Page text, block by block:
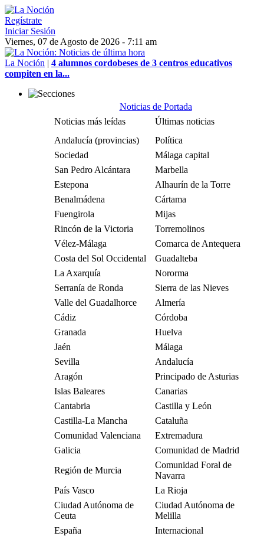
Regístrate
Iniciar Sesión
Viernes, 07 de Agosto de 2026 - 7:11 am
La Noción | 4 alumnos cordobeses de 3 centros educativos
compiten en la...
Noticias de Portada
Noticias más leídas
Últimas noticias
Andalucía (provincias)
Política
Sociedad
Málaga capital
San Pedro Alcántara
Marbella
Estepona
Alhaurín de la Torre
Benalmádena
Cártama
Fuengirola
Mijas
Rincón de la Victoria
Torremolinos
Vélez-Málaga
Comarca de Antequera
Costa del Sol Occidental
Guadalteba
La Axarquía
Nororma
Serranía de Ronda
Sierra de las Nieves
Valle del Guadalhorce
Almería
Cádiz
Córdoba
Granada
Huelva
Jaén
Málaga
Sevilla
Andalucía
Aragón
Principado de Asturias
Islas Baleares
Canarias
Cantabria
Castilla y León
Castilla-La Mancha
Cataluña
Comunidad Valenciana
Extremadura
Galicia
Comunidad de Madrid
Región de Murcia
Comunidad Foral de
Navarra
País Vasco
La Rioja
Ciudad Autónoma de
Ceuta
Ciudad Autónoma de
Melilla
España
Internacional